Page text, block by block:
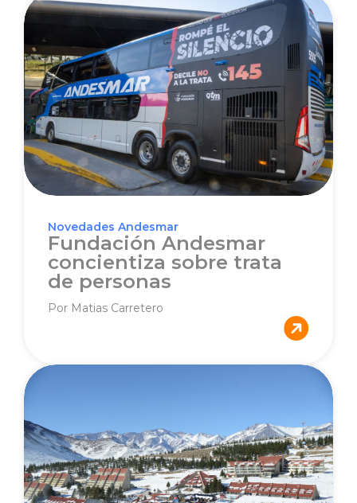
Novedades Andesmar
Fundación Andesmar
concientiza sobre trata
de personas
Por Matias Carretero